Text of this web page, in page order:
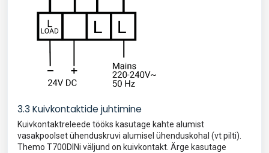
3.3 Kuivkontaktide juhtimine
Kuivkontaktreleede tööks kasutage kahte alumist
vasakpoolset ühenduskruvi alumisel ühenduskohal (vt pilti).
Themo T700DINi väljund on kuivkontakt. Ärge kasutage